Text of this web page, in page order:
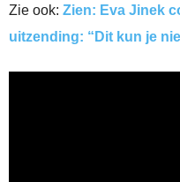
Zie ook: Zien: Eva Jinek
uitzending: “Dit kun je